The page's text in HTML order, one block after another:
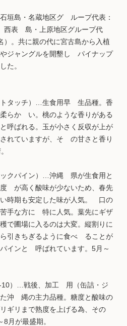
垣島・名蔵地区グ ループ代表：
西表 島・上原地区グループ代
。共に親の代に宮古島から入植
ジャングルを開墾し パイナップ
た。
タッチ）…生食用早 生品種。香
らか い。桃のような香りがある
呼ばれる。玉が小さく反収が上が
れていますが、そ の甘さと香り
クパイン）…沖縄 県が生食用と
が高く酸味が少ないため、春先
時期も安定した味が人気。 口の
手な方に 特に人気。葉先にギザ
で圃場に入るのは大変。縦割りに
引きちぎるように食べ ることが
インと 呼ばれています。5月～
）…戦後、加工 用（缶詰・ジ
沖 縄の主力品種。糖度と酸味の
ギリまで熟度を上げる為、その
月が最盛期。